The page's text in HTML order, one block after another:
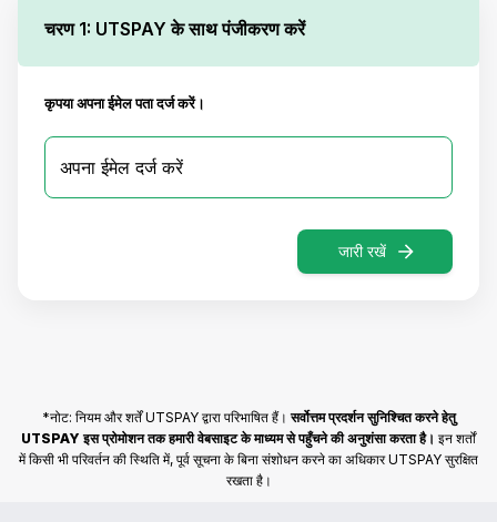
चरण 1: UTSPAY के साथ पंजीकरण करें
कृपया अपना ईमेल पता दर्ज करें।
जारी रखें
*नोट: नियम और शर्तें UTSPAY द्वारा परिभाषित हैं।सर्वोत्तम प्रदर्शन सुनिश्चित करने हेतु
UTSPAY इस प्रोमोशन तक हमारी वेबसाइट के माध्यम से पहुँचने की अनुशंसा करता है। इन शर्तों
में किसी भी परिवर्तन की स्थिति में, पूर्व सूचना के बिना संशोधन करने का अधिकार UTSPAY सुरक्षित
रखता है।